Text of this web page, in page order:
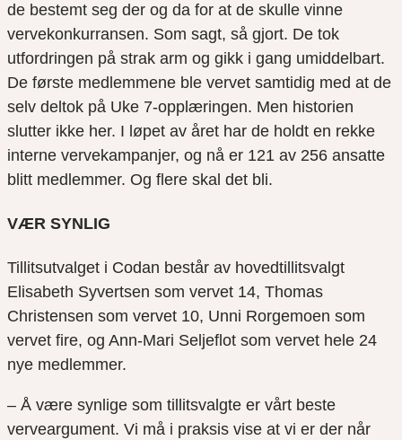
de bestemt seg der og da for at de skulle vinne
vervekonkurransen. Som sagt, så gjort. De tok
utfordringen på strak arm og gikk i gang umiddelbart.
De første medlemmene ble vervet samtidig med at de
selv deltok på Uke 7-opplæringen. Men historien
slutter ikke her. I løpet av året har de holdt en rekke
interne vervekampanjer, og nå er 121 av 256 ansatte
blitt medlemmer. Og flere skal det bli.
VÆR SYNLIG
Tillitsutvalget i Codan består av hovedtillitsvalgt
Elisabeth Syvertsen som vervet 14, Thomas
Christensen som vervet 10, Unni Rorgemoen som
vervet fire, og Ann-Mari Seljeflot som vervet hele 24
nye medlemmer.
– Å være synlige som tillitsvalgte er vårt beste
verveargument. Vi må i praksis vise at vi er der når